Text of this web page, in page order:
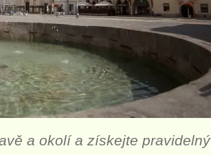
a okolí a získejte pravidelný